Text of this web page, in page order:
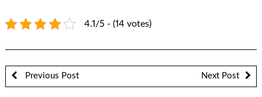
4.1/5 - (14 votes)
Previous Post Next Post